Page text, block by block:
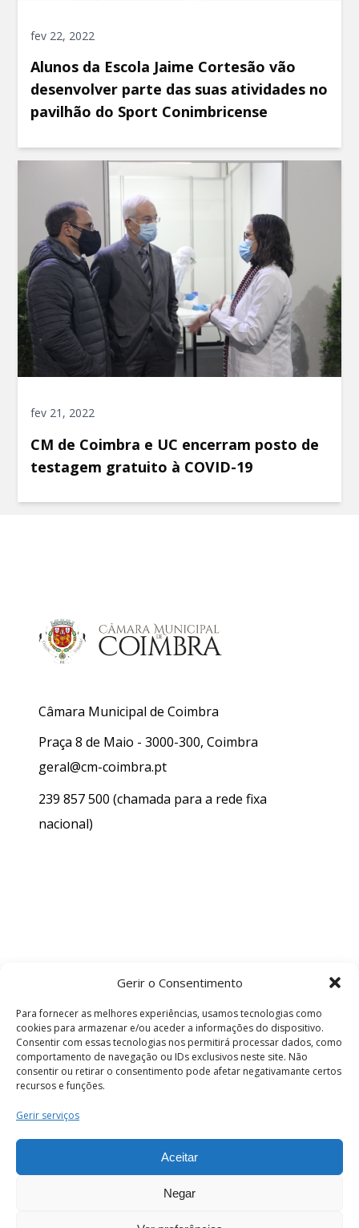
Gerir o Consentimento
Para fornecer as melhores experiências, usamos tecnologias como
cookies para armazenar e/ou aceder a informações do dispositivo.
Consentir com essas tecnologias nos permitirá processar dados, como
comportamento de navegação ou IDs exclusivos neste site. Não
consentir ou retirar o consentimento pode afetar negativamante certos
recursos e funções.
Gerir serviços
Aceitar
Negar
fev 22, 2022
Alunos da Escola Jaime Cortesão vão
desenvolver parte das suas atividades no
pavilhão do Sport Conimbricense
fev 21, 2022
CM de Coimbra e UC encerram posto de
testagem gratuito à COVID-19
Câmara Municipal de Coimbra
Praça 8 de Maio - 3000-300, Coimbra
geral@cm-coimbra.pt
239 857 500 (chamada para a rede fixa
nacional)
Termos e Condições
os direitos reservados.